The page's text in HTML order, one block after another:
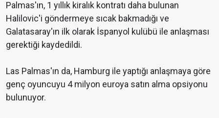
Palmas'ın, 1 yıllık kiralık kontratı daha bulunan
Halilovic'i göndermeye sıcak bakmadığı ve
Galatasaray'ın ilk olarak İspanyol kulübü ile anlaşması
gerektiği kaydedildi.
Las Palmas'ın da, Hamburg ile yaptığı anlaşmaya göre
genç oyuncuyu 4 milyon euroya satın alma opsiyonu
bulunuyor.